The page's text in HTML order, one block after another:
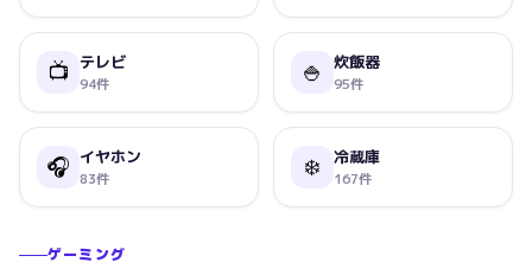
📺 テレビ
94件 🍚 炊飯器
95件
🎧 イヤホン
83件 ❄️ 冷蔵庫
167件
ゲーミング